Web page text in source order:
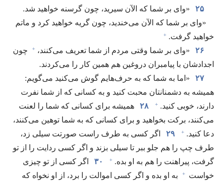
۲۵
‏«وای بر شما که الآن سیرید،‏ چون گرسنه خواهید شد.‏
‏«وای بر شما که الآن می‌خندید،‏ چون گریه خواهید کرد و ماتم
خواهید گرفت.‏ +
۲۶ ‏«وای بر شما وقتی مردم از شما تعریف می‌کنند،‏ +
چون
اجدادشان با پیامبران دروغین هم همین کار را می‌کردند.‏
۲۷
‏«اما به شما که به حرف‌هایم گوش می‌کنید می‌گویم:‏
همیشه به دشمنانتان محبت کنید و به کسانی که از شما نفرت
دارند،‏ خوبی کنید.‏ + ۲۸
همیشه برای کسانی که شما را لعنت
می‌کنند،‏ برکت بخواهید و برای کسانی که به شما توهین می‌کنند،‏
دعا کنید.‏ + ۲۹
اگر کسی به طرف راست صورتت سیلی زد،‏
طرف چپ را هم جلو ببر تا سیلی بزند و اگر کسی ردایت را از تو
گرفت،‏ پیراهنت را هم به او بده.‏ + ۳۰
اگر کسی از تو چیزی
خواست
+
به او بده و اگر کسی اموالت را برد،‏ از او نخواه که